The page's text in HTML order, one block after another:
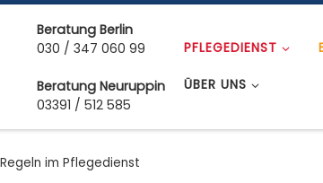
Beratung Berlin
030 / 347 060 99
Beratung Neuruppin
03391 / 512 585
PFLEGEDIENST
ÜBER UNS
im Pflegedienst